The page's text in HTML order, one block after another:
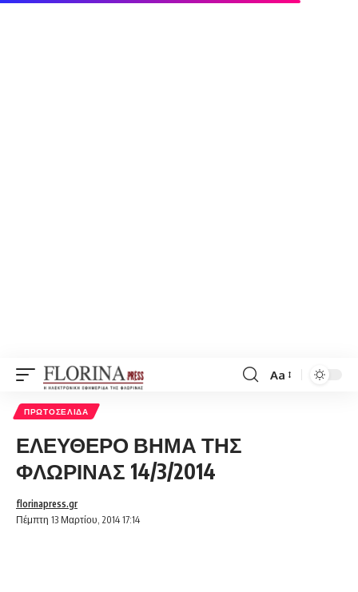
Font
Aa
ΠΡΩΤΟΣΈΛΙΔΑ
ΕΛΕΥΘΕΡΟ ΒΗΜΑ ΤΗΣ
ΦΛΩΡΙΝΑΣ 14/3/2014
Πέμπτη 13 Μαρτίου, 2014 17:14
florinapress.gr